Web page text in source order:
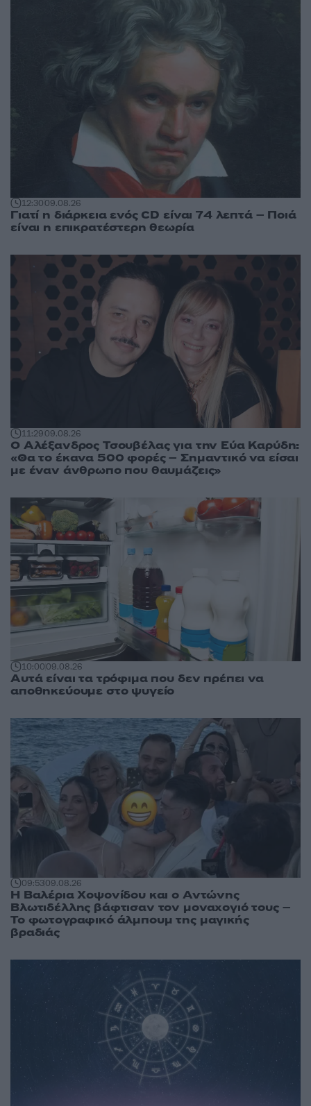
12:3009.08.26
Γιατί η διάρκεια ενός CD είναι 74 λεπτά – Ποιά
είναι η επικρατέστερη θεωρία
11:2909.08.26
Ο Αλέξανδρος Τσουβέλας για την Εύα Καρύδη:
«Θα το έκανα 500 φορές – Σημαντικό να είσαι
με έναν άνθρωπο που θαυμάζεις»
10:0009.08.26
Αυτά είναι τα τρόφιμα που δεν πρέπει να
αποθηκεύουμε στο ψυγείο
09:5309.08.26
Η Βαλέρια Χοψονίδου και ο Αντώνης
Βλωτιδέλλης βάφτισαν τον μοναχογιό τους –
Το φωτογραφικό άλμπουμ της μαγικής
βραδιάς